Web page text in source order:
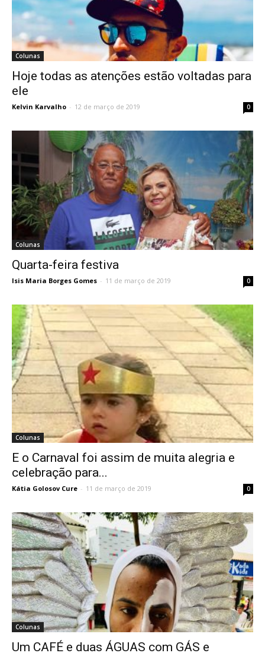
Colunas
Hoje todas as atenções estão voltadas para
ele
Kelvin Karvalho - 12 de março de 2019 0
Colunas
Quarta-feira festiva
Isis Maria Borges Gomes - 11 de março de 2019 0
Colunas
E o Carnaval foi assim de muita alegria e
celebração para...
Kátia Golosov Cure - 11 de março de 2019 0
Colunas
Um CAFÉ e duas ÁGUAS com GÁS e